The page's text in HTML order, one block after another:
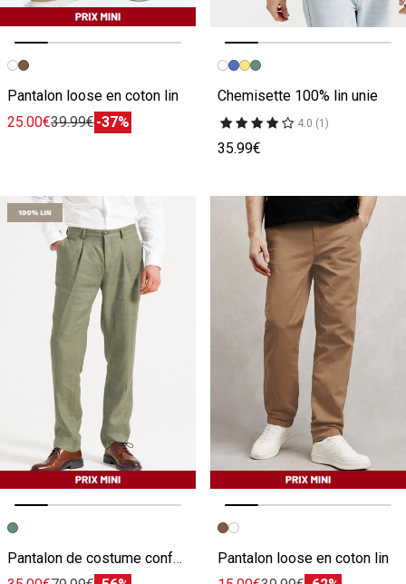
Image précédente
Image suivante
Pantalon loose en coton lin
25.00€39.99€-37%
Image précédente
Image suivante
Chemisette 100% lin unie
4.0 (1)
35.99€
Image précédente
Image suivante
Pantalon de costume confort motif chevron 100% lin
Image précédente
Image suivante
Pantalon loose en coton lin